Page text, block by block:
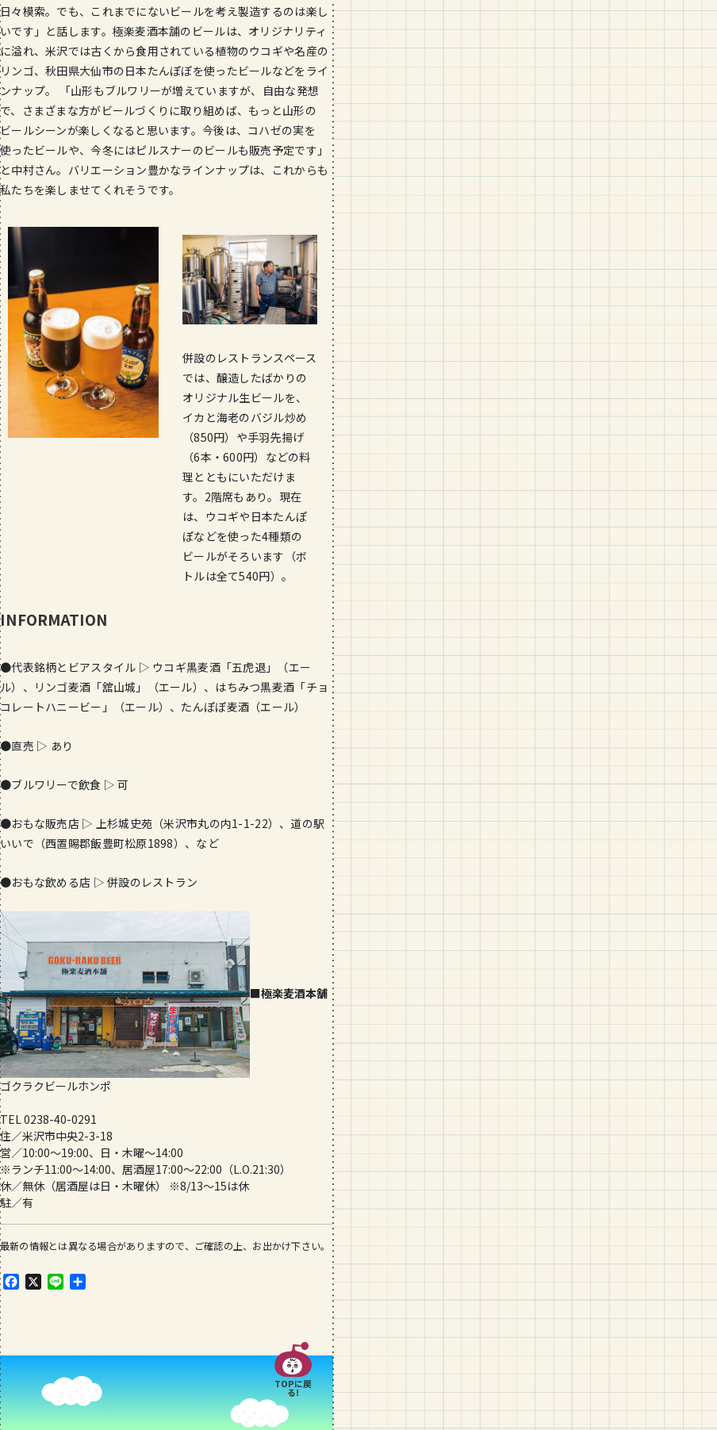
日々模索。でも、これまでにないビールを考え製造するのは楽し
いです」と話します。極楽麦酒本舗のビールは、オリジナリティ
に溢れ、米沢では古くから食用されている植物のウコギや名産の
リンゴ、秋田県大仙市の日本たんぽぽを使ったビールなどをライ
ンナップ。 「山形もブルワリーが増えていますが、自由な発想
で、さまざまな方がビールづくりに取り組めば、もっと山形の
ビールシーンが楽しくなると思います。今後は、コハゼの実を
使ったビールや、今冬にはピルスナーのビールも販売予定です」
と中村さん。バリエーション豊かなラインナップは、これからも
私たちを楽しませてくれそうです。
併設のレストランスペース
では、醸造したばかりの
オリジナル生ビールを、
イカと海老のバジル炒め
（850円）や手羽先揚げ
（6本・600円）などの料
理とともにいただけま
す。2階席もあり。現在
は、ウコギや日本たんぽ
ぽなどを使った4種類の
ビールがそろいます（ボ
トルは全て540円）。
INFORMATION
●代表銘柄とビアスタイル ▷ ウコギ黒麦酒「五虎退」（エー
ル）、リンゴ麦酒「舘山城」（エール）、はちみつ黒麦酒「チョ
コレートハニービー」（エール）、たんぽぽ麦酒（エール）
●直売 ▷ あり
●ブルワリーで飲食 ▷ 可
●おもな販売店 ▷ 上杉城史苑（米沢市丸の内1-1-22）、道の駅
いいで（西置賜郡飯豊町松原1898）、など
●おもな飲める店 ▷ 併設のレストラン
■極楽麦酒本舗
ゴクラクビールホンポ
TEL 0238-40-0291
住／米沢市中央2-3-18
営／10:00〜19:00、日・木曜〜14:00
※ランチ11:00〜14:00、居酒屋17:00〜22:00（L.O.21:30）
休／無休（居酒屋は日・木曜休） ※8/13〜15は休
駐／有
最新の情報とは異なる場合がありますので、ご確認の上、お出かけ下さい。
F
o
o
k
X
L
TOPに戻
る!